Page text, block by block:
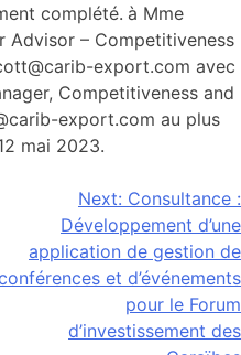
complété. à Mme
Advisor – Competitiveness
export.com avec
Competitiveness and
export.com au plus
mai 2023.
Next: Consultance :
Développement d’une
application de gestion de
et d’événements
pour le Forum
d’investissement des